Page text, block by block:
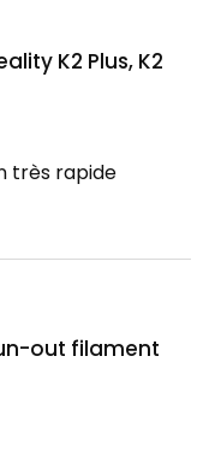
K2 Plus, K2
très rapide
out filament